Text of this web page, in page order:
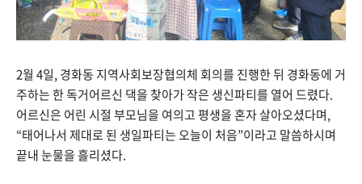
2월 4일, 경화동 지역사회보장협의체 회의를 진행한 뒤 경화동에 거
주하는 한 독거어르신 댁을 찾아가 작은 생신파티를 열어 드렸다.
어르신은 어린 시절 부모님을 여의고 평생을 혼자 살아오셨다며,
“태어나서 제대로 된 생일파티는 오늘이 처음”이라고 말씀하시며
끝내 눈물을 흘리셨다.